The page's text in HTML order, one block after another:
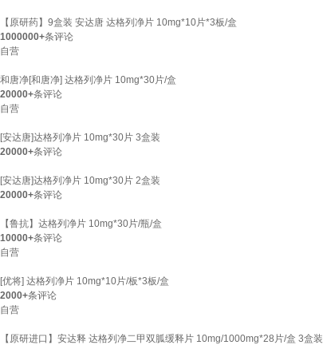
【原研药】9盒装 安达唐 达格列净片 10mg*10片*3板/盒
1000000+条评论
自营
和唐净[和唐净] 达格列净片 10mg*30片/盒
20000+条评论
自营
[安达唐]达格列净片 10mg*30片 3盒装
20000+条评论
[安达唐]达格列净片 10mg*30片 2盒装
20000+条评论
【鲁抗】达格列净片 10mg*30片/瓶/盒
10000+条评论
自营
[优将] 达格列净片 10mg*10片/板*3板/盒
2000+条评论
自营
【原研进口】安达释 达格列净二甲双胍缓释片 10mg/1000mg*28片/盒 3盒装